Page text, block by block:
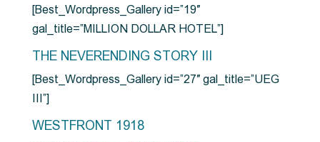
[Best_Wordpress_Gallery id=”19″
gal_title=”MILLION DOLLAR HOTEL”]
THE NEVERENDING STORY III
[Best_Wordpress_Gallery id=”27″ gal_title=”UEG
III”]
WESTFRONT 1918